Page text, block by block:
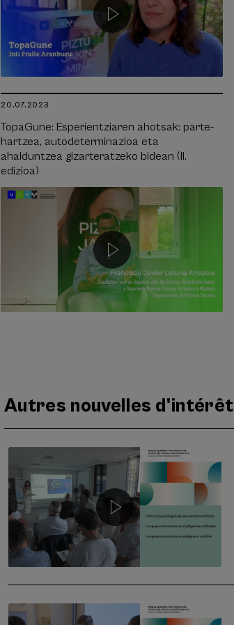
20.07.2023
TopaGune: Esperientziaren ahotsak: parte-
hartzea, autodeterminazioa eta
ahalduntzea gizarteratzeko bidean (II.
edizioa)
Autres nouvelles d'intérêt